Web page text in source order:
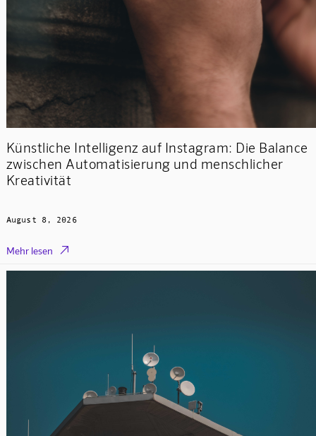
Künstliche Intelligenz auf Instagram: Die Balance
zwischen Automatisierung und menschlicher
Kreativität
August 8, 2026
Mehr lesen 